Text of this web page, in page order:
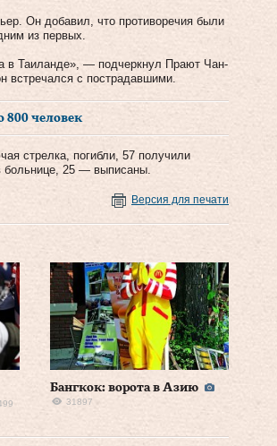
Он добавил, что противоречия были
из первых.
в Таиланде», — подчеркнул Прают Чан-
встречался с пострадавшими.
800 человек
стрелка, погибли, 57 получили
больнице, 25 — выписаны.
Версия для печати
Бангкок: ворота в Азию
31897